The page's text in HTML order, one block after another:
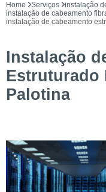
Home Serviços
instalação
instalação de cabeamento
instalação de cabeamento
Instalação
Estruturado
Palotina